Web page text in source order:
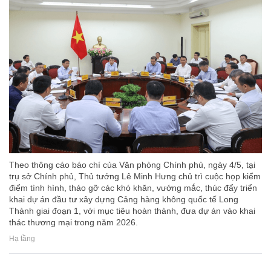
Theo thông cáo báo chí của Văn phòng Chính phủ, ngày 4/5, tại
trụ sở Chính phủ, Thủ tướng Lê Minh Hưng chủ trì cuộc họp kiểm
điểm tình hình, tháo gỡ các khó khăn, vướng mắc, thúc đẩy triển
khai dự án đầu tư xây dựng Cảng hàng không quốc tế Long
Thành giai đoạn 1, với mục tiêu hoàn thành, đưa dự án vào khai
thác thương mại trong năm 2026.
Hạ tầng